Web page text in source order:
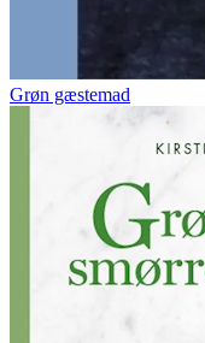
Grøn gæstemad